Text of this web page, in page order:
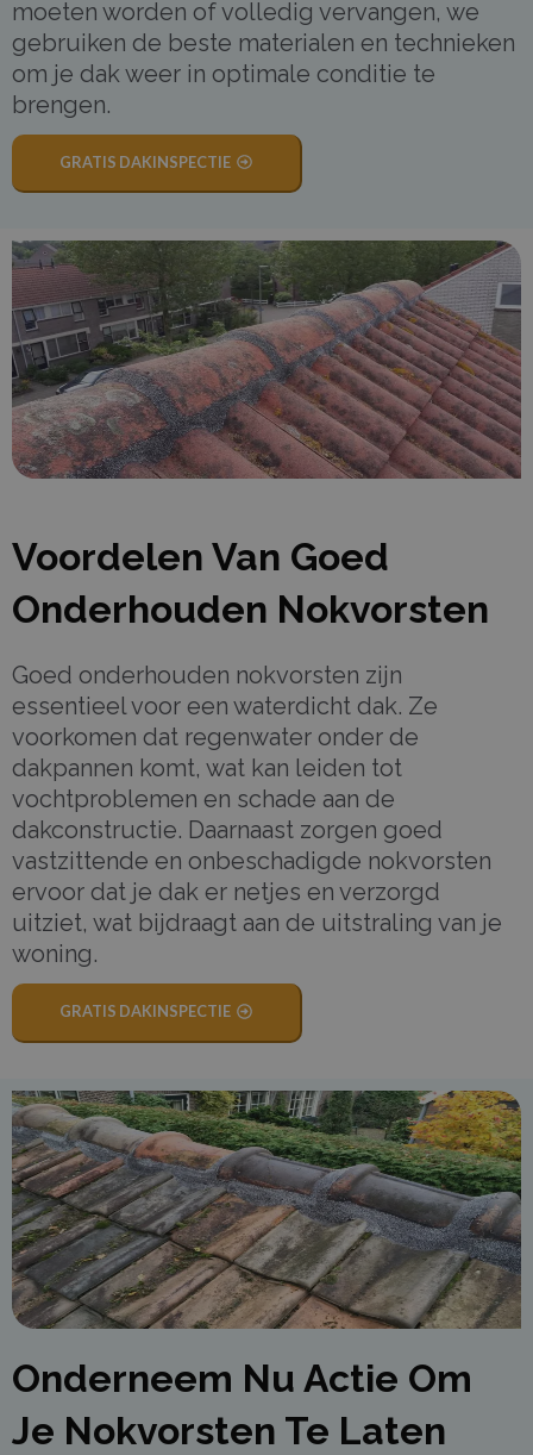
moeten worden of volledig vervangen, we
gebruiken de beste materialen en technieken
om je dak weer in optimale conditie te
brengen.
GRATIS DAKINSPECTIE
Voordelen Van Goed
Onderhouden Nokvorsten
Goed onderhouden nokvorsten zijn
essentieel voor een waterdicht dak. Ze
voorkomen dat regenwater onder de
dakpannen komt, wat kan leiden tot
vochtproblemen en schade aan de
dakconstructie. Daarnaast zorgen goed
vastzittende en onbeschadigde nokvorsten
ervoor dat je dak er netjes en verzorgd
uitziet, wat bijdraagt aan de uitstraling van je
woning.
GRATIS DAKINSPECTIE
Onderneem Nu Actie Om
Je Nokvorsten Te Laten